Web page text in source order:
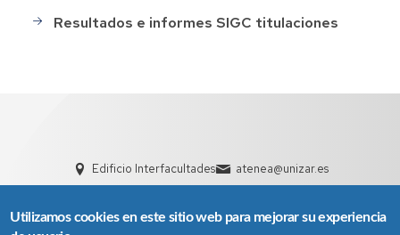
Resultados e informes SIGC titulaciones
Edificio Interfacultades atenea@unizar.es
Utilizamos cookies en este sitio web para mejorar su experiencia